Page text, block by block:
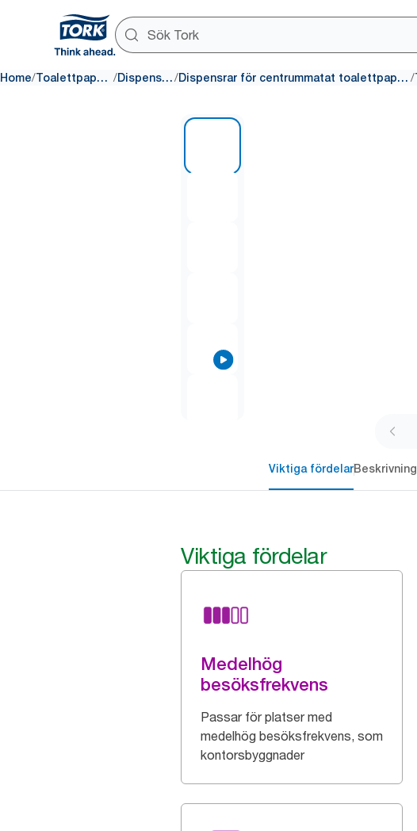
Home/ Toalettpapper / Dispensrar / Dispensrar för centrummatat toalettpapper /
Viktiga fördelarBeskrivning
Viktiga fördelar
Medelhög
besöksfrekvens
Passar för platser med
medelhög besöksfrekvens, som
kontorsbyggnader